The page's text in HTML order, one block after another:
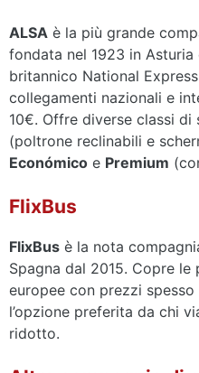
ALSA è la più grande
fondata nel 1923 in
britannico National
collegamenti nazionali e
10€. Offre diverse classi di
(poltrone reclinabili e
Económico e Premium
FlixBus
FlixBus è la nota
Spagna dal 2015. Copre
europee con prezzi
l’opzione preferita da chi
ridotto.